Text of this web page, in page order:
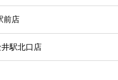
前店
駅北口店